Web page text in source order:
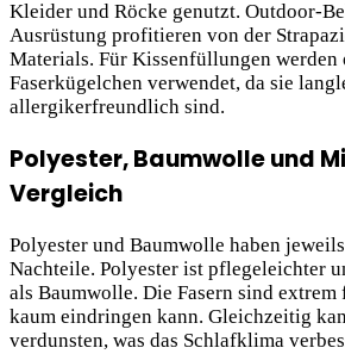
Kleider und Röcke genutzt. Outdoor-
Ausrüstung profitieren von der
Materials. Für Kissenfüllungen werden
Faserkügelchen verwendet, da sie
allergikerfreundlich sind.
Polyester, Baumwolle und
Vergleich
Polyester und Baumwolle haben
Nachteile. Polyester ist pflegeleichter
als Baumwolle. Die Fasern sind extrem
kaum eindringen kann. Gleichzeitig
verdunsten, was das Schlafklima